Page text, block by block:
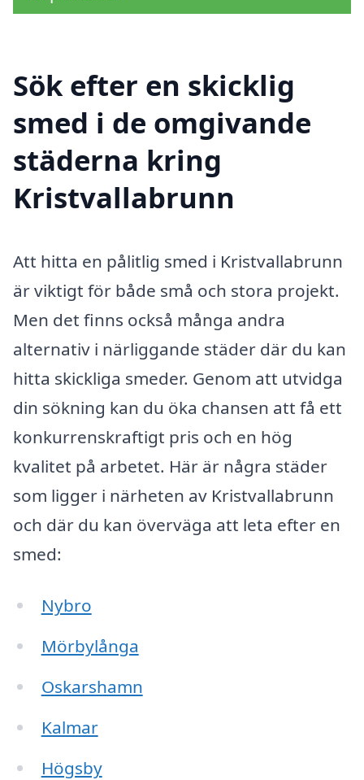
Sök efter en skicklig
smed i de omgivande
städerna kring
Kristvallabrunn
Att hitta en pålitlig smed i Kristvallabrunn
är viktigt för både små och stora projekt.
Men det finns också många andra
alternativ i närliggande städer där du kan
hitta skickliga smeder. Genom att utvidga
din sökning kan du öka chansen att få ett
konkurrenskraftigt pris och en hög
kvalitet på arbetet. Här är några städer
som ligger i närheten av Kristvallabrunn
och där du kan överväga att leta efter en
smed:
Nybro
Mörbylånga
Oskarshamn
Kalmar
Högsby